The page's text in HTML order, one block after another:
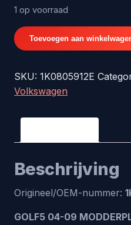
1 op voorraad
GOLF5
04-
MODDERPLAAT
RV
1K0805912E
Toevoegen aan
SKU: 1K0805912E
Volkswagen
Beschrijving
Origineel/OEM-nummer:
GOLF5 04-09